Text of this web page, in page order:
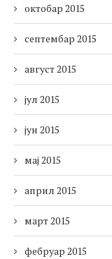
октобар 2015
септембар 2015
август 2015
јул 2015
јун 2015
мај 2015
април 2015
март 2015
фебруар 2015